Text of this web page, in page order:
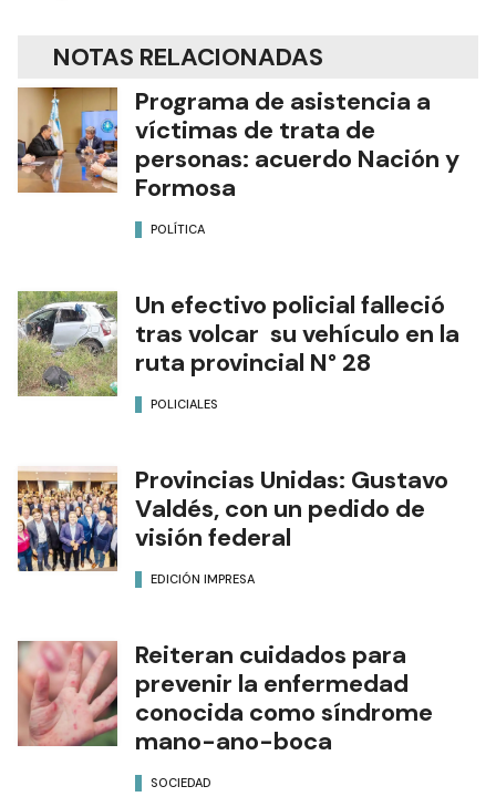
NOTAS RELACIONADAS
Programa de asistencia a
víctimas de trata de
personas: acuerdo Nación y
Formosa
POLÍTICA
Un efectivo policial falleció
tras volcar su vehículo en la
ruta provincial N° 28
POLICIALES
Provincias Unidas: Gustavo
Valdés, con un pedido de
visión federal
EDICIÓN IMPRESA
Reiteran cuidados para
prevenir la enfermedad
conocida como síndrome
mano-ano-boca
SOCIEDAD